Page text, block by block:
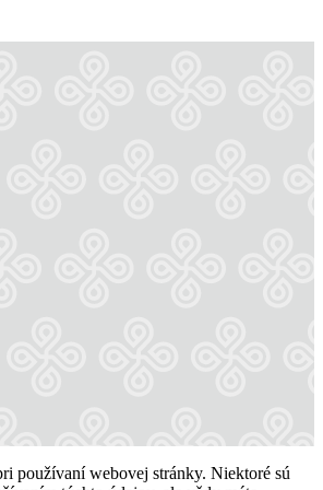
používaní webovej stránky. Niektoré sú